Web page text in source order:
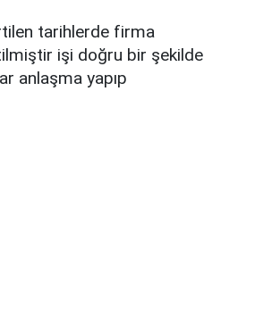
tarihlerde firma
işi doğru bir şekilde
anlaşma yapıp